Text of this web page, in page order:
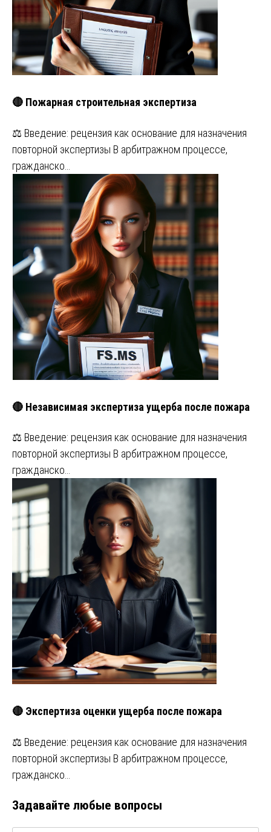
🔴 Пожарная строительная экспертиза
⚖️ Введение: рецензия как основание для назначения
повторной экспертизы В арбитражном процессе,
гражданско…
🔴 Независимая экспертиза ущерба после пожара
⚖️ Введение: рецензия как основание для назначения
повторной экспертизы В арбитражном процессе,
гражданско…
🔴 Экспертиза оценки ущерба после пожара
⚖️ Введение: рецензия как основание для назначения
повторной экспертизы В арбитражном процессе,
гражданско…
Задавайте любые вопросы